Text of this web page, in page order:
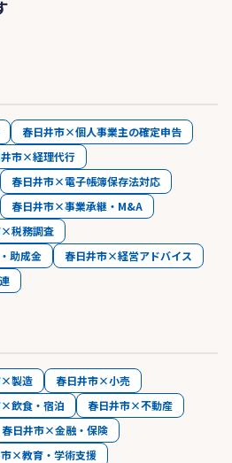
春日井市×個人事業主の確定申告
市×経理代行
春日井市×電子帳簿保存法対応
春日井市×事業承継・M&A
税務調査
助成金
春日井市×経営アドバイス
×製造
春日井市×小売
飲食・宿泊
春日井市×不動産
春日井市×金融・保険
×教育・学術支援